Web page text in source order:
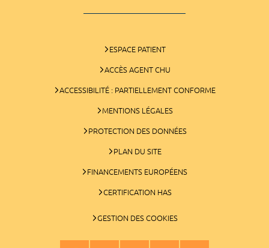
ESPACE PATIENT
ACCÈS AGENT CHU
ACCESSIBILITÉ : PARTIELLEMENT CONFORME
MENTIONS LÉGALES
PROTECTION DES DONNÉES
PLAN DU SITE
FINANCEMENTS EUROPÉENS
CERTIFICATION HAS
GESTION DES COOKIES